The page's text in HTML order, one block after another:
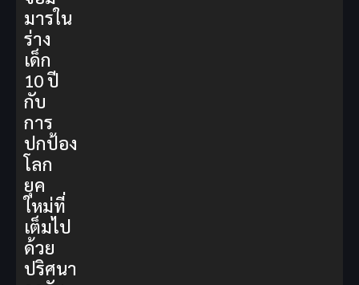
มารใน
ร่าง
เด็ก
10 ปี
กับ
การ
ปกป้อง
โลก
ยุค
ใหม่ที่
เต็มไป
ด้วย
ปริศนา